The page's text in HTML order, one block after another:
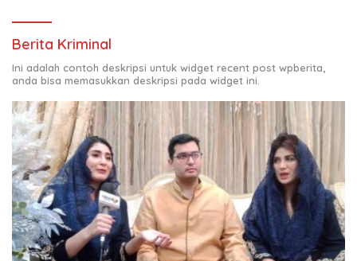
Berita Kriminal
Ini adalah contoh deskripsi untuk widget recent post wpberita,
anda bisa memasukkan deskripsi pada widget ini.